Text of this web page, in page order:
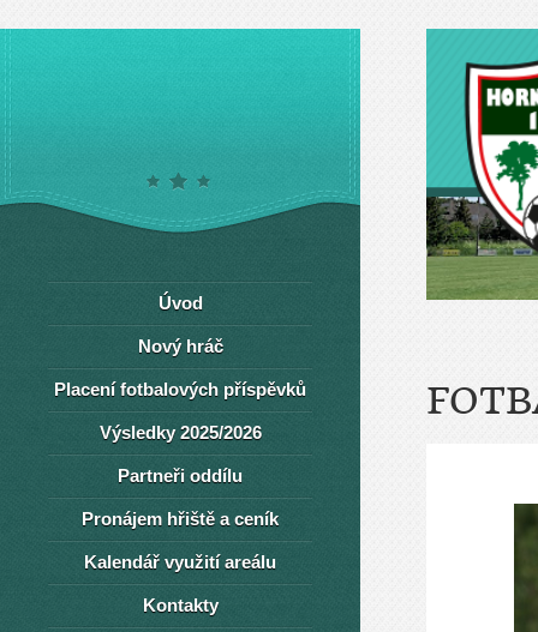
Úvod
Nový hráč
Placení fotbalových příspěvků
Výsledky 2025/2026
Partneři oddílu
Pronájem hřiště a ceník
Kalendář využití areálu
Kontakty